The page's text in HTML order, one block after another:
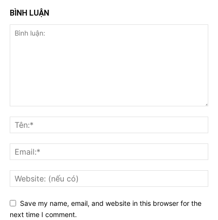
BÌNH LUẬN
Save my name, email, and website in this browser for the
next time I comment.